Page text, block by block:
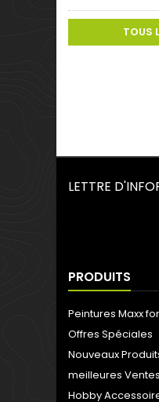
TOUS
LETTRE
PRODUITS
Peintures Maxx
Offres Spéciales
Nouveaux
meilleures Ventes
Hobby